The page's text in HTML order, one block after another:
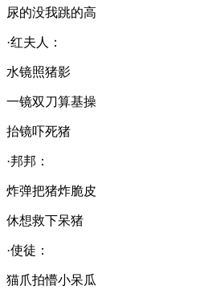
尿的没我跳的高
·红夫人：
水镜照猪影
一镜双刀算基操
抬镜吓死猪
·邦邦：
炸弹把猪炸脆皮
休想救下呆猪
·使徒：
猫爪拍懵小呆瓜